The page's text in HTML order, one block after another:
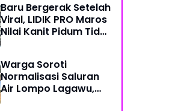
Baru Bergerak Setelah
Viral, LIDIK PRO Maros
Nilai Kanit Pidum Tidak
Warga Soroti
Normalisasi Saluran
Air Lompo Lagawu,